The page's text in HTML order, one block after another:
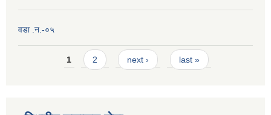
वडा .न.-०५
Pages1 2 next › last »